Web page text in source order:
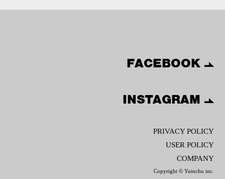
FACEBOOK
INSTAGRAM
PRIVACY POLICY
USER POLICY
COMPANY
Copyright © Yuinchu inc.